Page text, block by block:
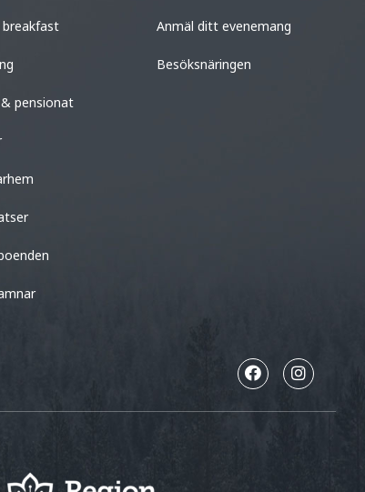
pensionat
Anmäl ditt evenemang
Besöksnäringen